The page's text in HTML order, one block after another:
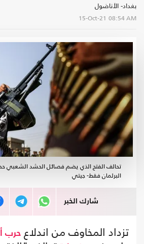
بغداد- الأناضول
15-Oct-21 08:54 AM
البرلمان فقط- جيتي
شارك الخبر
تزداد المخاوف من اندلاع حرب